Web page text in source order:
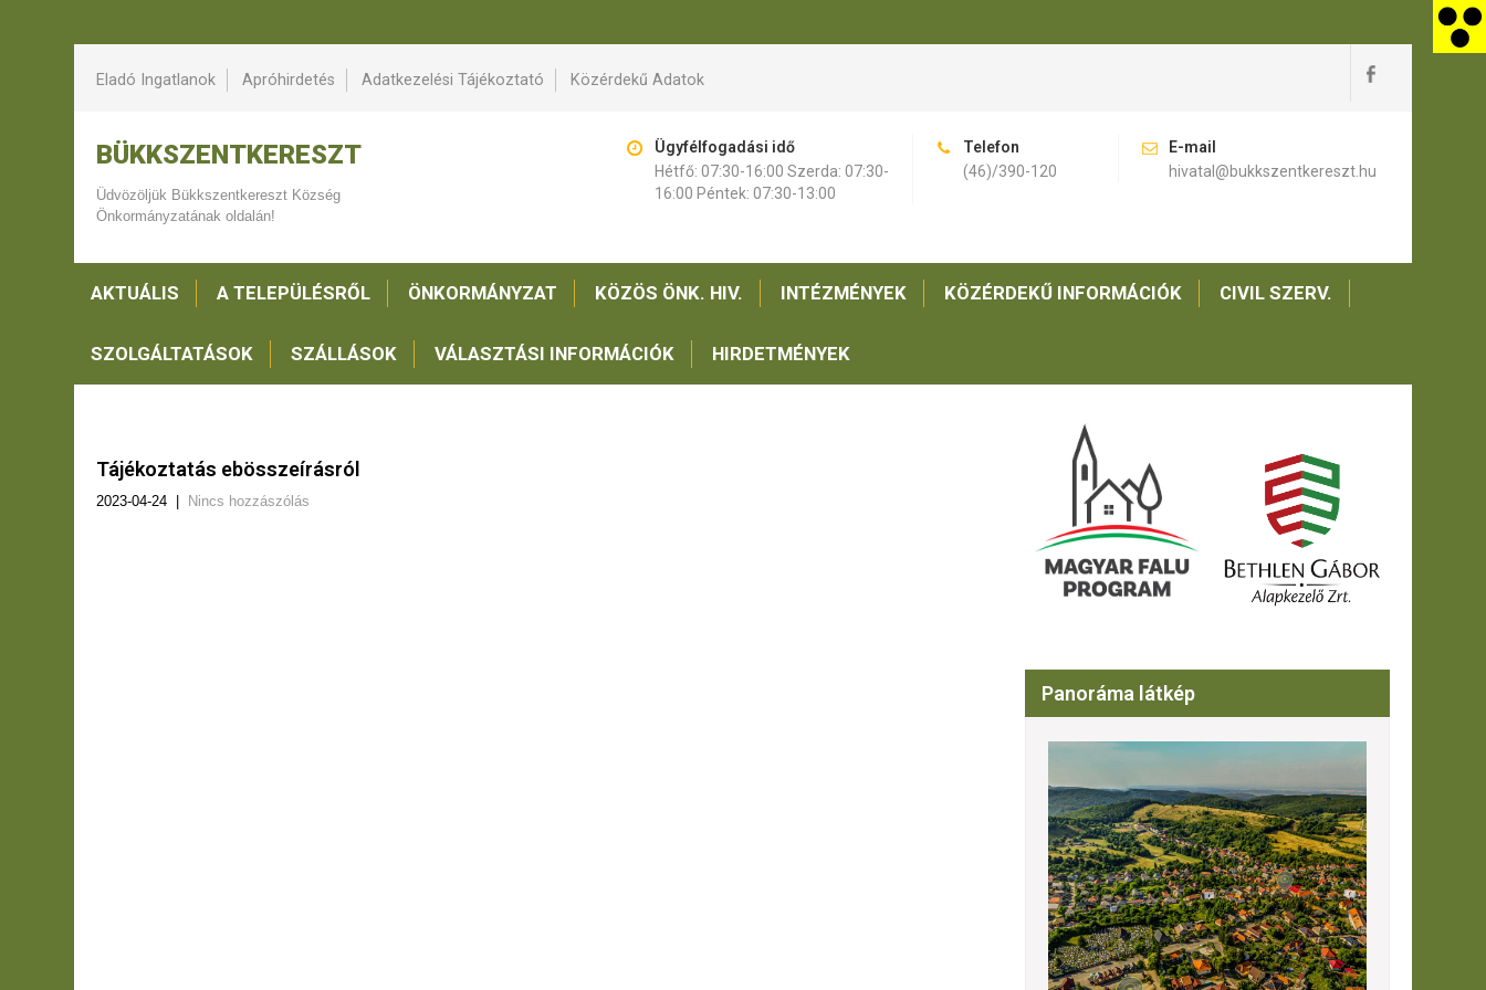
Eladó Ingatlanok Apróhirdetés Adatkezelési Tájékoztató Közérdekű Adatok
BÜKKSZENTKERESZT
Üdvözöljük Bükkszentkereszt Község
Önkormányzatának oldalán!
Ügyfélfogadási idő
Hétfő: 07:30-16:00 Szerda: 07:30-
16:00 Péntek: 07:30-13:00
Telefon
(46)/390-120
E-mail
hivatal@bukkszentkereszt.hu
AKTUÁLIS A TELEPÜLÉSRŐL ÖNKORMÁNYZAT KÖZÖS ÖNK. HIV. INTÉZMÉNYEK KÖZÉRDEKŰ INFORMÁCIÓK CIVIL SZERV.
SZOLGÁLTATÁSOK SZÁLLÁSOK VÁLASZTÁSI INFORMÁCIÓK HIRDETMÉNYEK
Tájékoztatás ebösszeírásról
2023-04-24 Nincs hozzászólás
Panoráma látkép